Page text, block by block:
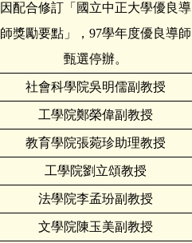
因配合修訂「國立中正大學優良導
師獎勵要點」，97學年度優良導師
甄選停辦。
社會科學院吳明儒副教授
工學院鄭榮偉副教授
教育學院張菀珍助理教授
工學院劉立頌教授
法學院李孟玢副教授
文學院陳玉美副教授